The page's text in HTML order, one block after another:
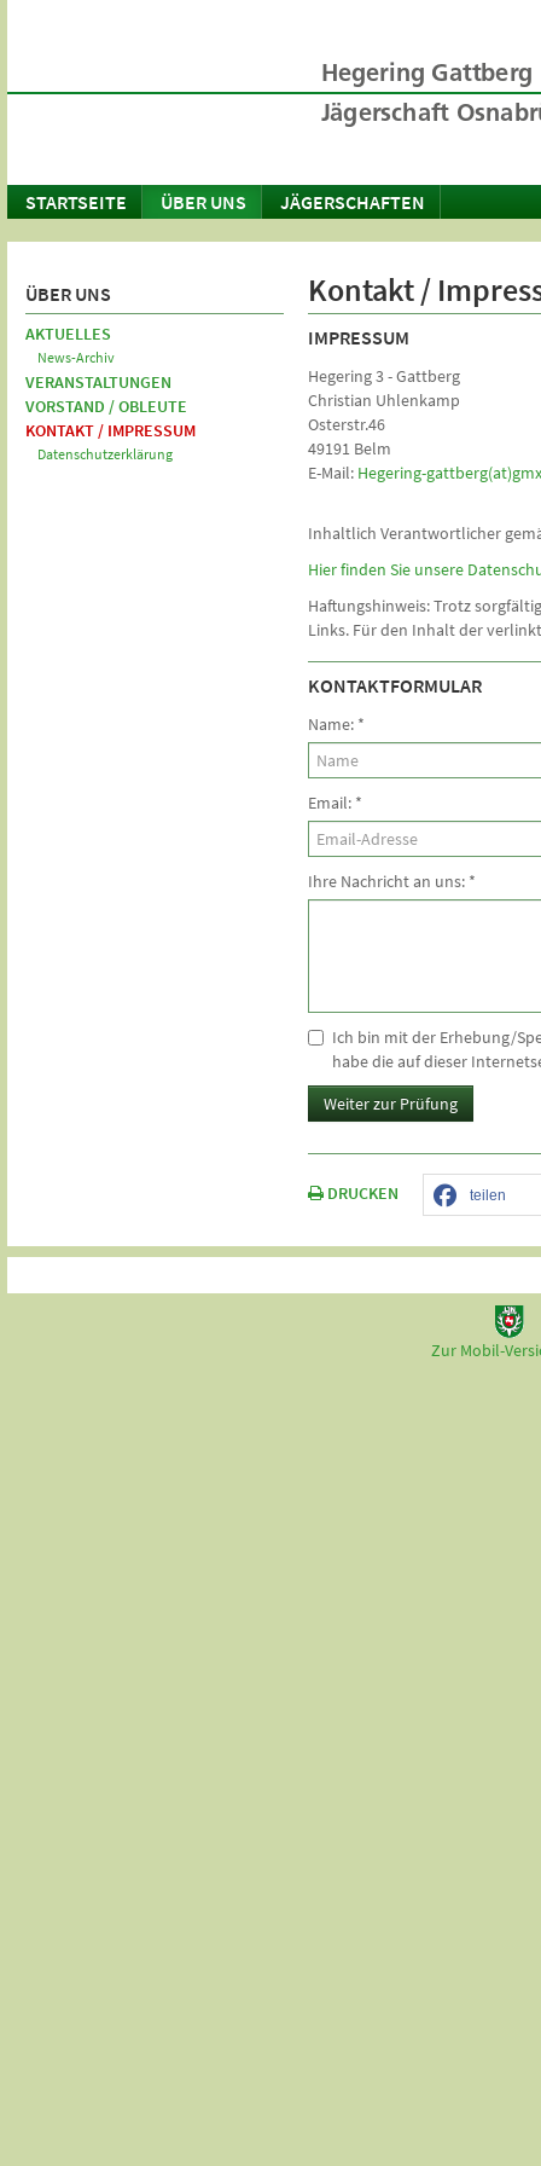
STARTSEITE ÜBER UNS JÄGERSCHAFTEN
ÜBER UNS
AKTUELLES
News-Archiv
VERANSTALTUNGEN
VORSTAND / OBLEUTE
KONTAKT / IMPRESSUM
Datenschutzerklärung
Kontakt /
IMPRESSUM
Hegering 3 - Gattberg
Christian Uhlenkamp
Osterstr.46
49191 Belm
E-Mail: Hegering-
Inhaltlich Verantwortlicher
Hier finden Sie unsere
Haftungshinweis: Trotz
Links. Für den Inhalt der
KONTAKTFORMULAR
Name: *
Email: *
Ihre Nachricht an uns: *
Ich bin mit der Erhebung/
habe die auf dieser
Weiter zur Prüfung
DRUCKEN teilen
Zur Mobil-